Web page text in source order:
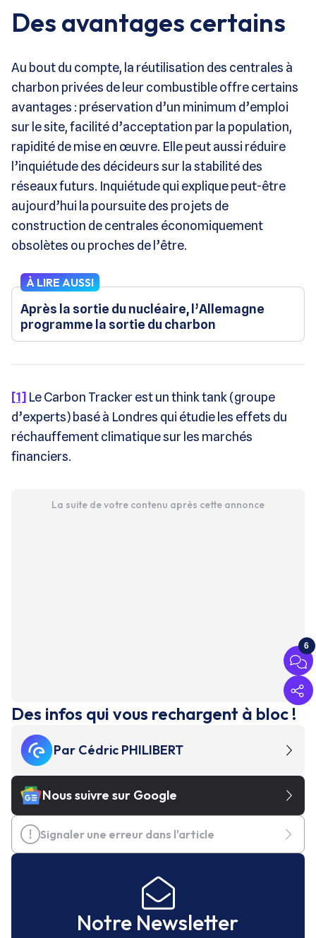
Des avantages certains
Au bout du compte, la réutilisation des centrales à
charbon privées de leur combustible offre certains
avantages : préservation d’un minimum d’emploi
sur le site, facilité d’acceptation par la population,
rapidité de mise en œuvre. Elle peut aussi réduire
l’inquiétude des décideurs sur la stabilité des
réseaux futurs. Inquiétude qui explique peut-être
aujourd’hui la poursuite des projets de
construction de centrales économiquement
obsolètes ou proches de l’être.
À LIRE AUSSI
Après la sortie du nucléaire, l’Allemagne
programme la sortie du charbon
[1] Le Carbon Tracker est un think tank (groupe
d’experts) basé à Londres qui étudie les effets du
réchauffement climatique sur les marchés
financiers.
La suite de votre contenu après cette annonce
6
Des infos qui vous rechargent à bloc !
Par Cédric PHILIBERT
Nous suivre sur Google
Signaler une erreur dans l'article
Notre Newsletter